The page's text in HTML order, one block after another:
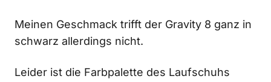
Meinen Geschmack trifft der Gravity 8 ganz in
schwarz allerdings nicht.
Leider ist die Farbpalette des Laufschuhs